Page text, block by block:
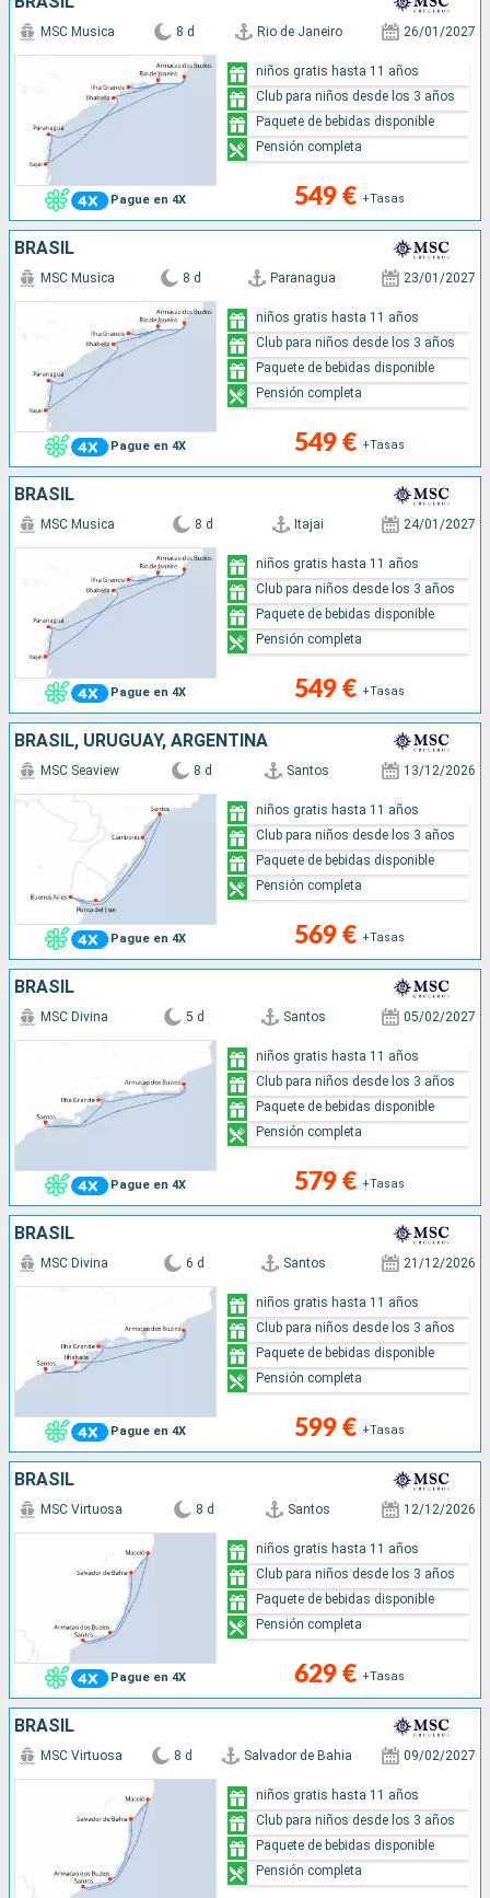
Pague en 4X
MSC Musica 8 d Rio de Janeiro 26/01/2027
549 € +Tasas
niños gratis hasta 11 años
Club para niños desde los 3 años
Paquete de bebidas disponible
Pensión completa
BRASIL
Pague en 4X
MSC Musica 8 d Paranagua 23/01/2027
549 € +Tasas
niños gratis hasta 11 años
Club para niños desde los 3 años
Paquete de bebidas disponible
Pensión completa
BRASIL
Pague en 4X
MSC Musica 8 d Itajai 24/01/2027
549 € +Tasas
niños gratis hasta 11 años
Club para niños desde los 3 años
Paquete de bebidas disponible
Pensión completa
BRASIL, URUGUAY, ARGENTINA
Pague en 4X
MSC Seaview 8 d Santos 13/12/2026
569 € +Tasas
niños gratis hasta 11 años
Club para niños desde los 3 años
Paquete de bebidas disponible
Pensión completa
BRASIL
Pague en 4X
MSC Divina 5 d Santos 05/02/2027
579 € +Tasas
niños gratis hasta 11 años
Club para niños desde los 3 años
Paquete de bebidas disponible
Pensión completa
BRASIL
Pague en 4X
MSC Divina 6 d Santos 21/12/2026
599 € +Tasas
niños gratis hasta 11 años
Club para niños desde los 3 años
Paquete de bebidas disponible
Pensión completa
BRASIL
Pague en 4X
MSC Virtuosa 8 d Santos 12/12/2026
629 € +Tasas
niños gratis hasta 11 años
Club para niños desde los 3 años
Paquete de bebidas disponible
Pensión completa
BRASIL
MSC Virtuosa 8 d Salvador de Bahia 09/02/2027
niños gratis hasta 11 años
Club para niños desde los 3 años
Paquete de bebidas disponible
Pensión completa